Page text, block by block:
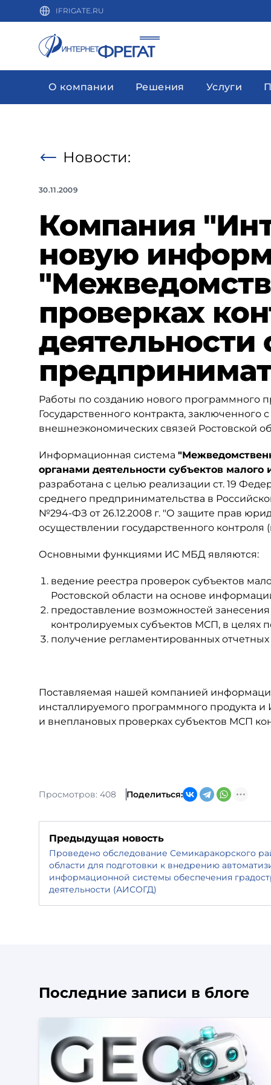
IFRIGATE.RU
О компании Решения Услуги
Новости:
30.11.2009
Компания
новую
проверках
деятельности
Работы по созданию нового программного
Государственного контракта,
внешнеэкономических связей Ростовской
Информационная система
органами деятельности субъектов
разработана с целью реализации ст. 19
среднего предпринимательства в
№294-ФЗ от 26.12.2008 г. "О защите прав
осуществлении государственного
Основными функциями ИС МБД являются:
ведение реестра проверок субъектов
Ростовской области на основе
предоставление возможностей
контролируемых субъектов МСП, в целях
получение регламентированных
Поставляемая нашей компанией
инсталлируемого программного продукта
и внеплановых проверках субъектов МСП
Просмотров: 408 Поделиться:
Предыдущая новость
Проведено обследование Семикаракорского
области для подготовки к внедрению
информационной системы обеспечения
деятельности (АИСОГД)
Последние записи в блоге